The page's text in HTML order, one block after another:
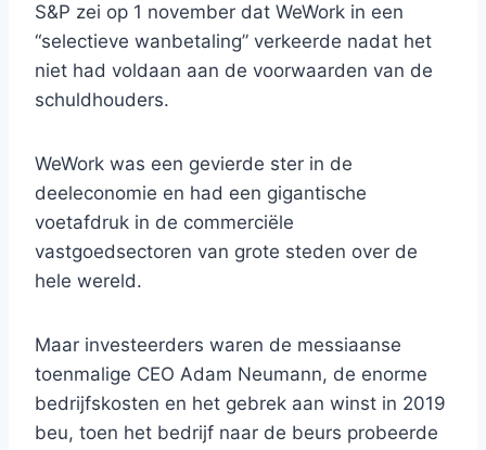
S&P zei op 1 november dat WeWork in een
“selectieve wanbetaling” verkeerde nadat het
niet had voldaan aan de voorwaarden van de
schuldhouders.
WeWork was een gevierde ster in de
deeleconomie en had een gigantische
voetafdruk in de commerciële
vastgoedsectoren van grote steden over de
hele wereld.
Maar investeerders waren de messiaanse
toenmalige CEO Adam Neumann, de enorme
bedrijfskosten en het gebrek aan winst in 2019
beu, toen het bedrijf naar de beurs probeerde